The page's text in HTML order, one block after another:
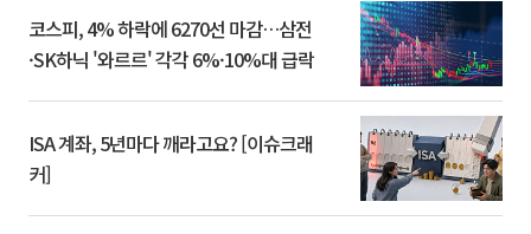
코스피, 4% 하락에 6270선 마감…삼전
·SK하닉 '와르르' 각각 6%·10%대 급락
ISA 계좌, 5년마다 깨라고요? [이슈크래
커]